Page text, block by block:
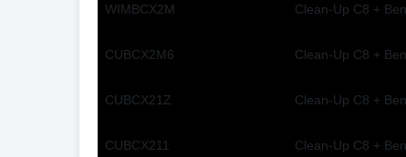
Clean-Up C8 +
WIMBCX2M
Clean-Up C8 +
CUBCX2M6
Clean-Up C8 +
CUBCX21Z
Clean-Up C8 +
CUBCX211